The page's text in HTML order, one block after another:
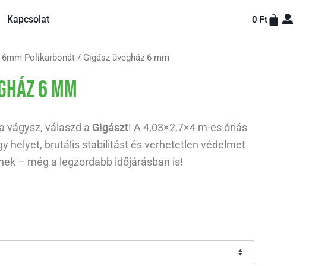
Kapcsolat 0 FtKosár
6mm Polikarbonát / Gigász üvegház 6 mm
6 mm
vágysz, válaszd a Gigászt! A 4,03×2,7×4 m-es óriás
helyet, brutális stabilitást és verhetetlen védelmet
– még a legzordabb időjárásban is!